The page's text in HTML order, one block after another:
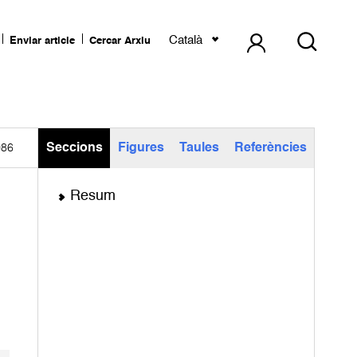
Enviar article Cercar Arxiu Català
Seccions Figures Taules Referències
Resum